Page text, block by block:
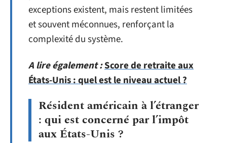
exceptions existent, mais restent limitées
et souvent méconnues, renforçant la
complexité du système.
A lire également :Score de retraite aux
États-Unis : quel est le niveau actuel ?
Résident américain à l’étranger
: qui est concerné par l’impôt
aux États-Unis ?